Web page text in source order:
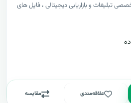
تبلیغات و بازاریابی دیجیتالی ، فایل های
علاقه‌مندی مقایسه